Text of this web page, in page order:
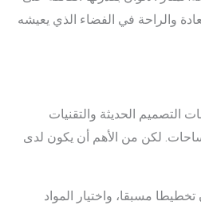
والراحة في الفضاء الذي يعيشه
التصميم الحديثة والتقنيات
لكن من الأهم أن يكون لدى
مسبقا، واختيار المواد